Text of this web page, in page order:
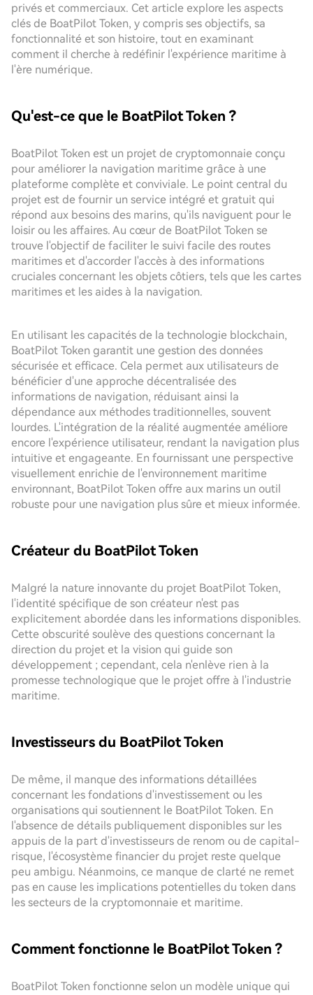
privés et commerciaux. Cet article explore les aspects
clés de BoatPilot Token, y compris ses objectifs, sa
fonctionnalité et son histoire, tout en examinant
comment il cherche à redéfinir l'expérience maritime à
l'ère numérique.
Qu'est-ce que le BoatPilot Token ?
BoatPilot Token est un projet de cryptomonnaie conçu
pour améliorer la navigation maritime grâce à une
plateforme complète et conviviale. Le point central du
projet est de fournir un service intégré et gratuit qui
répond aux besoins des marins, qu'ils naviguent pour le
loisir ou les affaires. Au cœur de BoatPilot Token se
trouve l'objectif de faciliter le suivi facile des routes
maritimes et d'accorder l'accès à des informations
cruciales concernant les objets côtiers, tels que les cartes
maritimes et les aides à la navigation.
En utilisant les capacités de la technologie blockchain,
BoatPilot Token garantit une gestion des données
sécurisée et efficace. Cela permet aux utilisateurs de
bénéficier d'une approche décentralisée des
informations de navigation, réduisant ainsi la
dépendance aux méthodes traditionnelles, souvent
lourdes. L'intégration de la réalité augmentée améliore
encore l'expérience utilisateur, rendant la navigation plus
intuitive et engageante. En fournissant une perspective
visuellement enrichie de l'environnement maritime
environnant, BoatPilot Token offre aux marins un outil
robuste pour une navigation plus sûre et mieux informée.
Créateur du BoatPilot Token
Malgré la nature innovante du projet BoatPilot Token,
l'identité spécifique de son créateur n'est pas
explicitement abordée dans les informations disponibles.
Cette obscurité soulève des questions concernant la
direction du projet et la vision qui guide son
développement ; cependant, cela n'enlève rien à la
promesse technologique que le projet offre à l'industrie
maritime.
Investisseurs du BoatPilot Token
De même, il manque des informations détaillées
concernant les fondations d'investissement ou les
organisations qui soutiennent le BoatPilot Token. En
l'absence de détails publiquement disponibles sur les
appuis de la part d'investisseurs de renom ou de capital-
risque, l'écosystème financier du projet reste quelque
peu ambigu. Néanmoins, ce manque de clarté ne remet
pas en cause les implications potentielles du token dans
les secteurs de la cryptomonnaie et maritime.
Comment fonctionne le BoatPilot Token ?
BoatPilot Token fonctionne selon un modèle unique qui